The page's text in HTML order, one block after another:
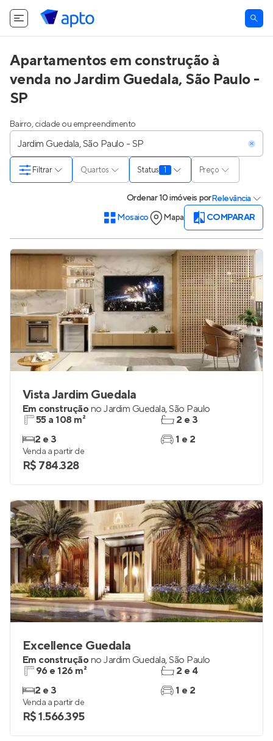
Apartamentos em construção à
venda no Jardim Guedala, São Paulo -
SP
Bairro, cidade ou empreendimento
Quartos Status 1 Preço
Filtrar
Ordenar10 imóveis porRelevância
Mosaico
Mapa COMPARAR
Vista Jardim Guedala
Em construçãono Jardim Guedala,São Paulo
55 a 108 m²
2 e 3
2 e 3
1 e 2
Venda a partir de
R$ 784.328
Excellence Guedala
Em construçãono Jardim Guedala,São Paulo
96 e 126 m²
2 e 3
2 e 4
1 e 2
Venda a partir de
R$ 1.566.395